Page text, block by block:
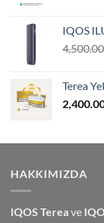
IQOS
4,500.00
Terea
HAKKIMIZDA
IQOS Tereave